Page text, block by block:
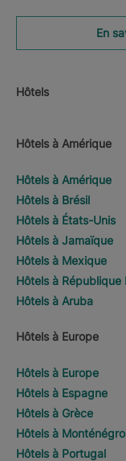
En
Hôtels
Hôtels à Amérique
Hôtels à Amérique
Hôtels à Brésil
Hôtels à États-Unis
Hôtels à Jamaïque
Hôtels à Mexique
Hôtels à République
Hôtels à Aruba
Hôtels à Europe
Hôtels à Europe
Hôtels à Espagne
Hôtels à Grèce
Hôtels à Monténégro
Hôtels à Portugal